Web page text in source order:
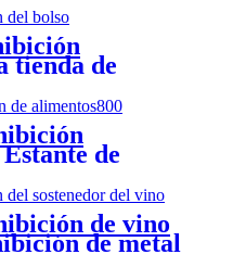
para
tienda de
menor
de
de
de vino
de metal